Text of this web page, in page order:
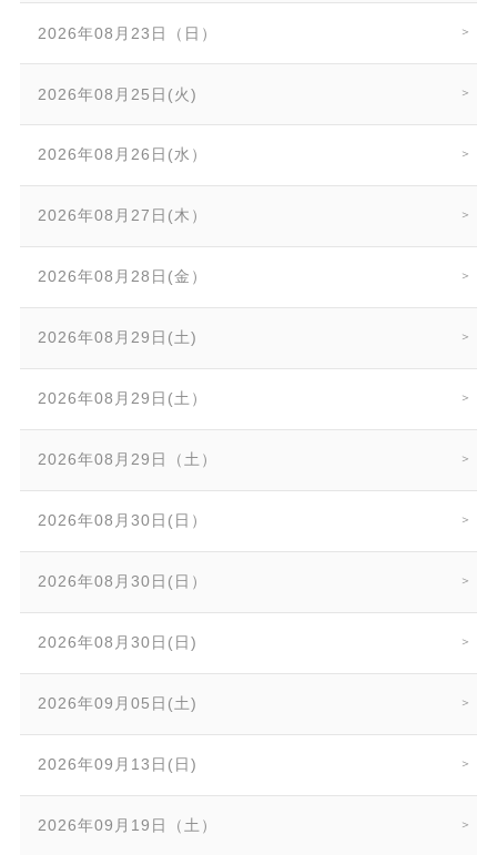
2026年08月23日（日）
2026年08月25日(火)
2026年08月26日(水）
2026年08月27日(木）
2026年08月28日(金）
2026年08月29日(土)
2026年08月29日(土）
2026年08月29日（土）
2026年08月30日(日）
2026年08月30日(日）
2026年08月30日(日)
2026年09月05日(土)
2026年09月13日(日)
2026年09月19日（土）